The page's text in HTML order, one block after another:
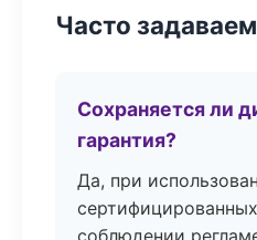
Часто
Сохраняется ли
гарантия?
Да, при
соблюдении